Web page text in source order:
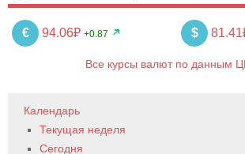
€ 94.06₽ +0.87 $
Все курсы валют по данным
Календарь
Текущая неделя
Сегодня